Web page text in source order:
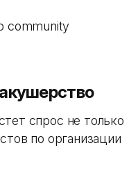
community
спрос не только
по организации